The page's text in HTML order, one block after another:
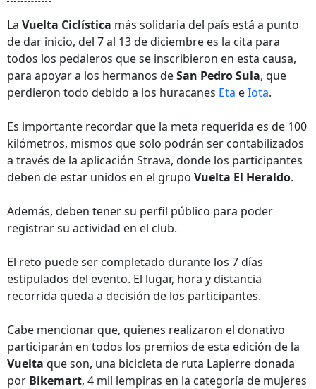
La Vuelta Ciclística más solidaria del país está a punto
de dar inicio, del 7 al 13 de diciembre es la cita para
todos los pedaleros que se inscribieron en esta causa,
para apoyar a los hermanos deSan Pedro Sula, que
perdieron todo debido a los huracanes Eta eIota.
Es importante recordar que la meta requerida es de 100
kilómetros, mismos que solo podrán ser contabilizados
a través de la aplicación Strava, donde los participantes
deben de estar unidos en el grupo Vuelta El Heraldo.
Además, deben tener su perfil público para poder
registrar su actividad en el club.
El reto puede ser completado durante los 7 días
estipulados del evento. El lugar, hora y distancia
recorrida queda a decisión de los participantes.
Cabe mencionar que, quienes realizaron el donativo
participarán en todos los premios de esta edición de la
Vuelta que son, una bicicleta de ruta Lapierre donada
por Bikemart, 4 mil lempiras en la categoría de mujeres